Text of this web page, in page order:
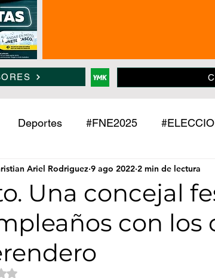
Deportes #FNE2025
Ledesma Policiales Jujuy País
Turismo Mascotas Entrevistas
Femicidio
Una concejal
con los
Ariel Rodriguez 9 ago 2022 2 min de lectura
NaN de 5 estrellas.